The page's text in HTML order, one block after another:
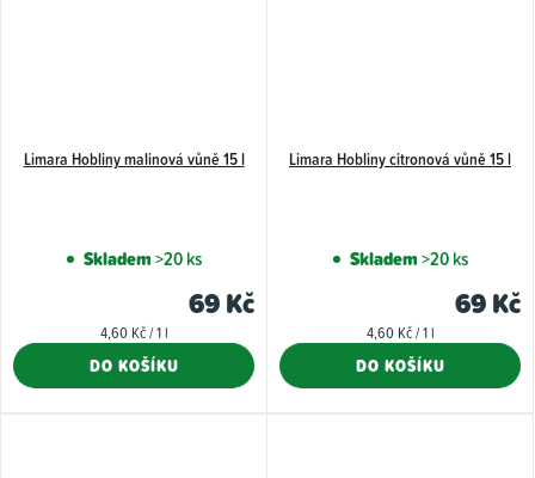
Limara Hobliny malinová vůně 15 l
Skladem>20 ks
69 Kč
Měrná
4,60 Kč / 1 l
DO KOŠÍKU
Limara Hobliny citronová vůně 15 l
Skladem>20 ks
69 Kč
Měrná
4,60 Kč / 1 l
DO KOŠÍKU